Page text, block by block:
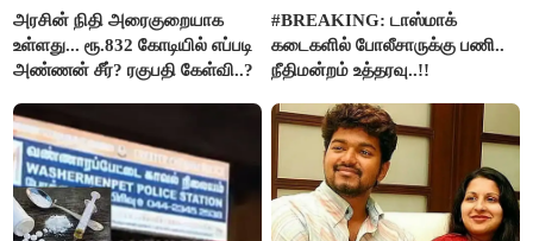
அரசின் நிதி அரைகுறையாக
உள்ளது... ரூ.832 கோடியில் எப்படி
அண்ணன் சீர்? ரகுபதி கேள்வி..?
#BREAKING: டாஸ்மாக்
கடைகளில் போலீசாருக்கு பணி..
நீதிமன்றம் உத்தரவு..!!